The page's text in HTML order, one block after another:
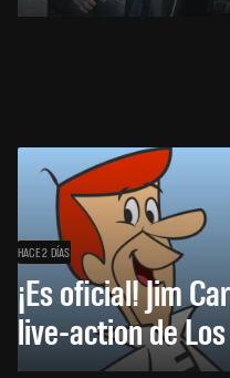
HACE 2 DÍAS
¡Es oficial! Jim
live-action de